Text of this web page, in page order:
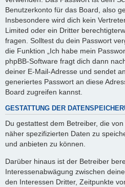
Benutzerkonto für das Board, also
Insbesondere wird dich kein
Limited oder ein Dritter
fragen. Solltest du dein Passwort
die Funktion „Ich habe mein
phpBB-Software fragt dich dann
deiner E-Mail-Adresse und sendet
generiertes Passwort an diese
Board zugreifen kannst.
GESTATTUNG DER
Du gestattest dem Betreiber, die
näher spezifizierten Daten zu
und anbieten zu können.
Darüber hinaus ist der Betreiber
Interessenabwägung zwischen
den Interessen Dritter, Zeitpunkte